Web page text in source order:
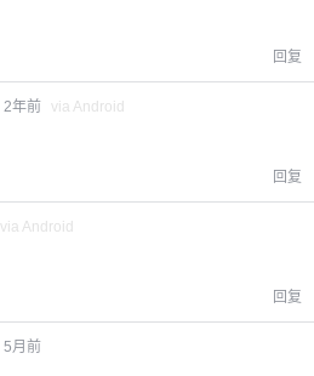
回复
2年前 via Android
回复
via Android
回复
5月前